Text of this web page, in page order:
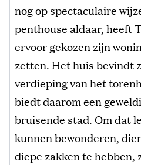
nog op spectaculaire
penthouse aldaar, heeft
ervoor gekozen zijn
zetten. Het huis bevindt
verdieping van het
biedt daarom een
bruisende stad. Om dat
kunnen bewonderen,
diepe zakken te